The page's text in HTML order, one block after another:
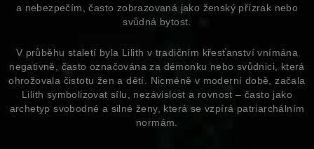
a nebezpečím, často zobrazovaná jako ženský přízrak nebo
svůdná bytost.
V průběhu staletí byla Lilith v tradičním křesťanství vnímána
negativně, často označována za démonku nebo svůdnici, která
ohrožovala čistotu žen a dětí. Nicméně v moderní době, začala
Lilith symbolizovat sílu, nezávislost a rovnost – často jako
archetyp svobodné a silné ženy, která se vzpírá patriarchálním
normám.